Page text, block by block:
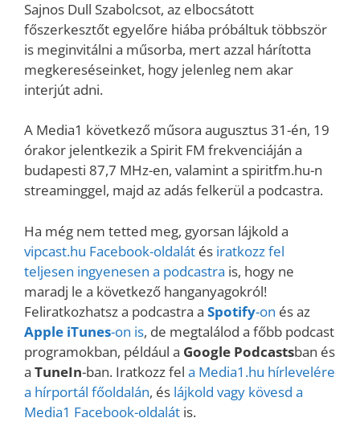
Sajnos Dull Szabolcsot, az elbocsátott
főszerkesztőt egyelőre hiába próbáltuk többször
is meginvitálni a műsorba, mert azzal hárította
megkereséseinket, hogy jelenleg nem akar
interjút adni.
A Media1 következő műsora augusztus 31-én, 19
órakor jelentkezik a Spirit FM frekvenciáján a
budapesti 87,7 MHz-en, valamint a spiritfm.hu-n
streaminggel, majd az adás felkerül a podcastra.
Ha még nem tetted meg, gyorsan lájkold a
vipcast.hu Facebook-oldalát és iratkozz fel
teljesen ingyenesen a podcastra is, hogy ne
maradj le a következő hanganyagokról!
Feliratkozhatsz a podcastra a Spotify-on és az
Apple iTunes-on is, de megtalálod a főbb podcast
programokban, például a Google Podcastsban és
a TuneIn-ban. Iratkozz fel a Media1.hu hírlevelére
a hírportál főoldalán, és lájkold vagy kövesd a
Media1 Facebook-oldalát is.